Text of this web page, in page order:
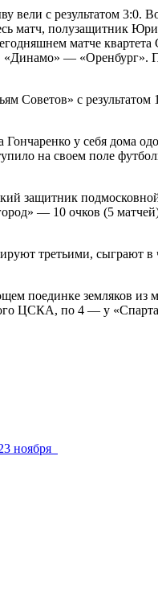
с результатом 3:0.
матч, полузащитник
матче
«Динамо» — «Оренбург».
Советов» с
у себя дома
на своем поле
защитник
— 10 очков (5
третьими, сыграют в
поединке земляков из
ЦСКА, по 4 — у
ноября